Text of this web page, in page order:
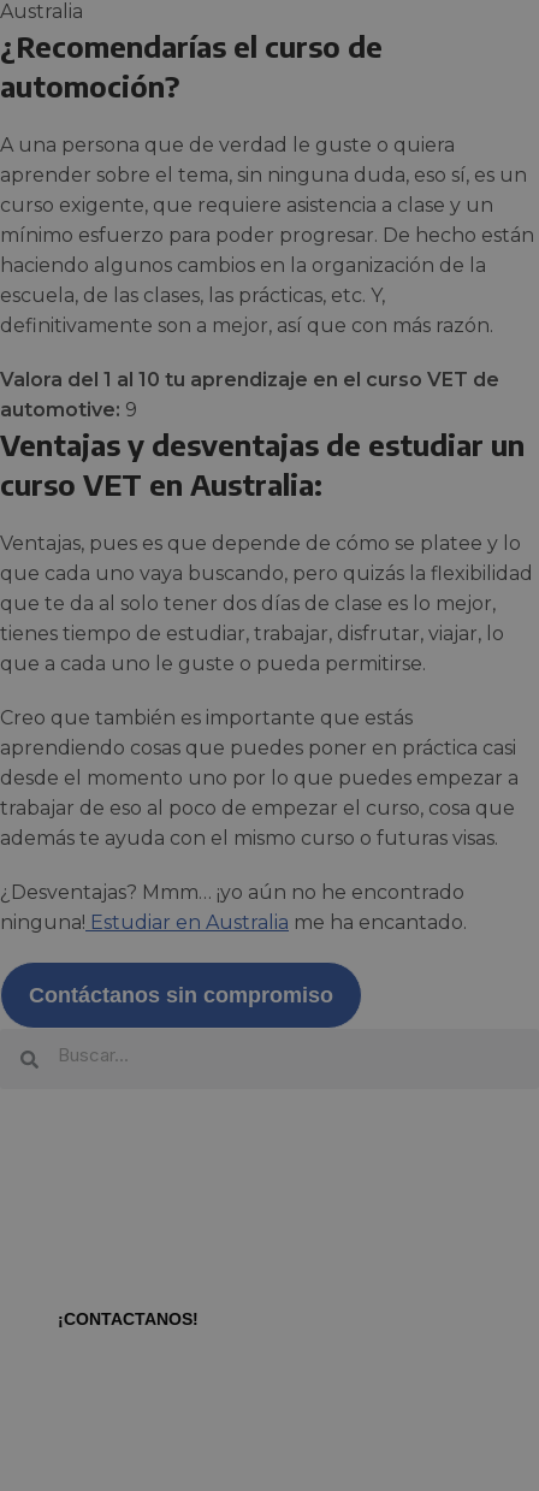
¿Recomendarías el curso de
automoción?
A una persona que de verdad le guste o quiera
aprender sobre el tema, sin ninguna duda, eso sí, es un
curso exigente, que requiere asistencia a clase y un
mínimo esfuerzo para poder progresar. De hecho están
haciendo algunos cambios en la organización de la
escuela, de las clases, las prácticas, etc. Y,
definitivamente son a mejor, así que con más razón.
Valora del 1 al 10 tu aprendizaje en el curso VET de
automotive: 9
Ventajas y desventajas de estudiar un
curso VET en Australia:
Ventajas, pues es que depende de cómo se platee y lo
que cada uno vaya buscando, pero quizás la flexibilidad
que te da al solo tener dos días de clase es lo mejor,
tienes tiempo de estudiar, trabajar, disfrutar, viajar, lo
que a cada uno le guste o pueda permitirse.
Creo que también es importante que estás
aprendiendo cosas que puedes poner en práctica casi
desde el momento uno por lo que puedes empezar a
trabajar de eso al poco de empezar el curso, cosa que
además te ayuda con el mismo curso o futuras visas.
¿Desventajas? Mmm… ¡yo aún no he encontrado
ninguna! Estudiar en Australia me ha encantado.
Contáctanos sin compromiso
¡CONTACTANOS!